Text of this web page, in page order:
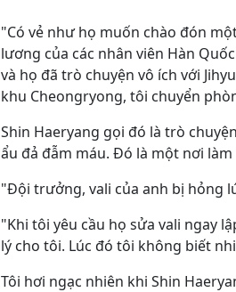
"Có vẻ như họ muốn chào đón
lương của các nhân viên Hàn
và họ đã trò chuyện vô ích với
khu Cheongryong, tôi chuyển
Shin Haeryang gọi đó là trò
ẩu đả đẫm máu. Đó là một nơi
"Đội trưởng, vali của anh bị hỏng
"Khi tôi yêu cầu họ sửa vali ngay
lý cho tôi. Lúc đó tôi không biết
Tôi hơi ngạc nhiên khi Shin